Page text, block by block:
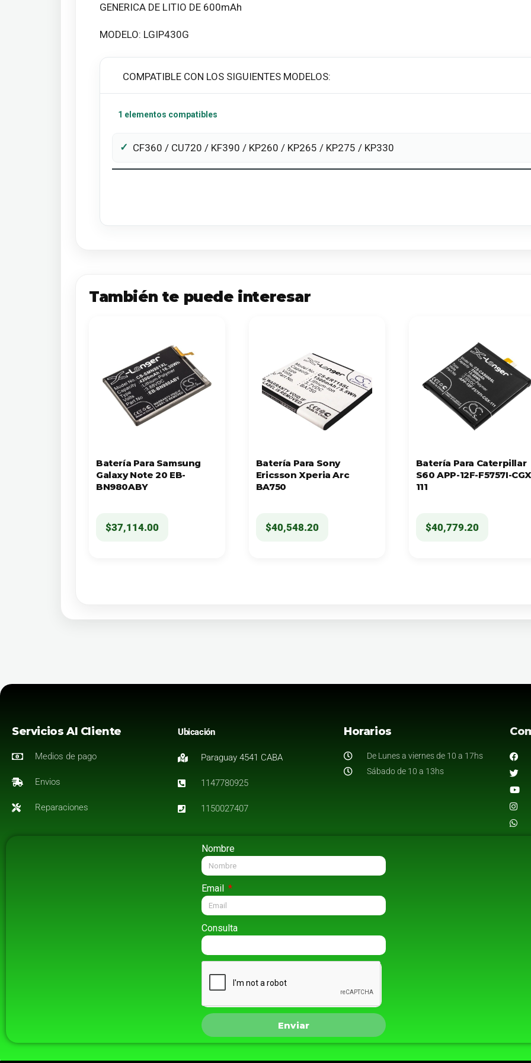
GENERICA DE LITIO DE 600mAh
MODELO: LGIP430G
COMPATIBLE CON LOS SIGUIENTES MODELOS:
1 elementos compatibles
CF360 / CU720 / KF390 / KP260 / KP265 / KP275 / KP330
También te puede interesar
Batería Para Samsung
Galaxy Note 20 EB-
BN980ABY
$37,114.00
Batería Para Sony
Ericsson Xperia Arc
BA750
$40,548.20
Batería Para Caterpillar
S60 APP-12F-F5757I-
111
$40,779.20
Servicios Al Cliente
Medios de pago
Envios
Reparaciones
Ubicación
Paraguay 4541 CABA
1147780925
1150027407
Horarios
De Lunes a viernes de 10 a 17hs
Sábado de 10 a 13hs
Nombre
Email
Consulta
Enviar